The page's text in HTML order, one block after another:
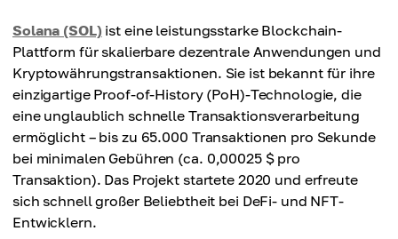
Solana (SOL) ist eine leistungsstarke Blockchain-
Plattform für skalierbare dezentrale Anwendungen und
Kryptowährungstransaktionen. Sie ist bekannt für ihre
einzigartige Proof-of-History (PoH)-Technologie, die
eine unglaublich schnelle Transaktionsverarbeitung
ermöglicht – bis zu 65.000 Transaktionen pro Sekunde
bei minimalen Gebühren (ca. 0,00025 $ pro
Transaktion). Das Projekt startete 2020 und erfreute
sich schnell großer Beliebtheit bei DeFi- und NFT-
Entwicklern.